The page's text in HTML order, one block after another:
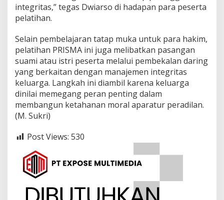
integritas,” tegas Dwiarso di hadapan para peserta
pelatihan.
Selain pembelajaran tatap muka untuk para hakim,
pelatihan PRISMA ini juga melibatkan pasangan
suami atau istri peserta melalui pembekalan daring
yang berkaitan dengan manajemen integritas
keluarga. Langkah ini diambil karena keluarga
dinilai memegang peran penting dalam
membangun ketahanan moral aparatur peradilan.
(M. Sukri)
Post Views: 530